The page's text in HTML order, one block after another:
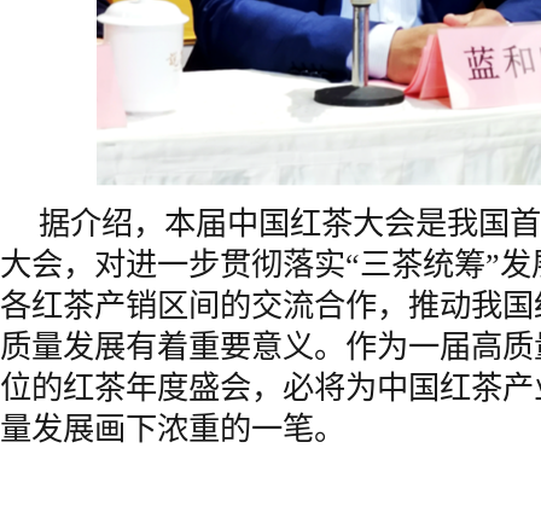
据介绍，本届中国红茶大会是我国
大会，对进一步贯彻落实“三茶统筹”
各红茶产销区间的交流合作，推动我
质量发展有着重要意义。作为一届高
位的红茶年度盛会，必将为中国红茶
量发展画下浓重的一笔。